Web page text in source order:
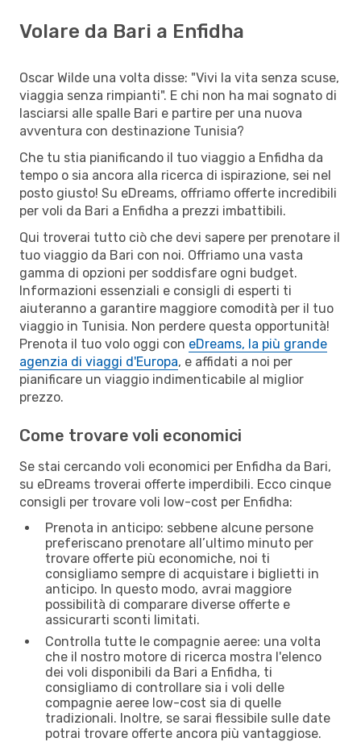
Volare da Bari a Enfidha
Oscar Wilde una volta disse: "Vivi la vita senza scuse,
viaggia senza rimpianti". E chi non ha mai sognato di
lasciarsi alle spalle Bari e partire per una nuova
avventura con destinazione Tunisia?
Che tu stia pianificando il tuo viaggio a Enfidha da
tempo o sia ancora alla ricerca di ispirazione, sei nel
posto giusto! Su eDreams, offriamo offerte incredibili
per voli da Bari a Enfidha a prezzi imbattibili.
Qui troverai tutto ciò che devi sapere per prenotare il
tuo viaggio da Bari con noi. Offriamo una vasta
gamma di opzioni per soddisfare ogni budget.
Informazioni essenziali e consigli di esperti ti
aiuteranno a garantire maggiore comodità per il tuo
viaggio in Tunisia. Non perdere questa opportunità!
Prenota il tuo volo oggi con eDreams, la più grande
agenzia di viaggi d'Europa, e affidati a noi per
pianificare un viaggio indimenticabile al miglior
prezzo.
Come trovare voli economici
Se stai cercando voli economici per Enfidha da Bari,
su eDreams troverai offerte imperdibili. Ecco cinque
consigli per trovare voli low-cost per Enfidha:
Prenota in anticipo: sebbene alcune persone
preferiscano prenotare all’ultimo minuto per
trovare offerte più economiche, noi ti
consigliamo sempre di acquistare i biglietti in
anticipo. In questo modo, avrai maggiore
possibilità di comparare diverse offerte e
assicurarti sconti limitati.
Controlla tutte le compagnie aeree: una volta
che il nostro motore di ricerca mostra l'elenco
dei voli disponibili da Bari a Enfidha, ti
consigliamo di controllare sia i voli delle
compagnie aeree low-cost sia di quelle
tradizionali. Inoltre, se sarai flessibile sulle date
potrai trovare offerte ancora più vantaggiose.